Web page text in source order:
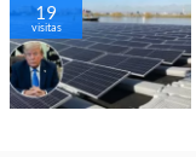
19
visitas